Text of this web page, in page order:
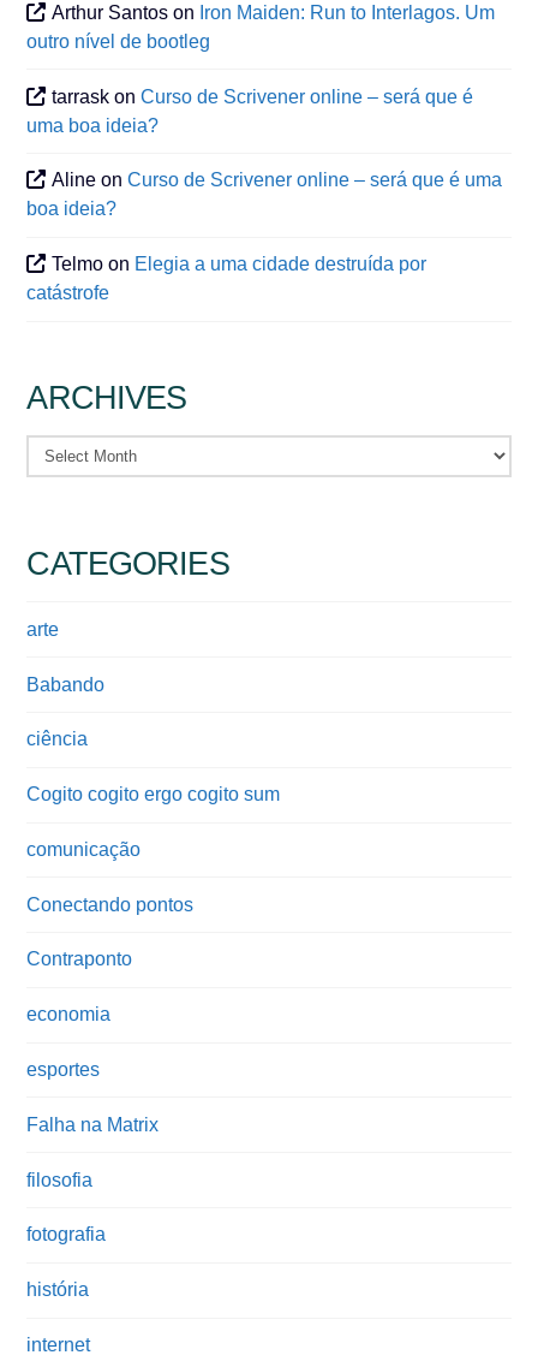
Arthur Santos on Iron Maiden: Run to Interlagos. Um
outro nível de bootleg
tarrask onCurso de Scrivener online – será que é
uma boa ideia?
Aline onCurso de Scrivener online – será que é uma
boa ideia?
Telmo on Elegia a uma cidade destruída por
catástrofe
ARCHIVES
Archives
CATEGORIES
arte
Babando
ciência
Cogito cogito ergo cogito sum
comunicação
Conectando pontos
Contraponto
economia
esportes
Falha na Matrix
filosofia
fotografia
história
internet